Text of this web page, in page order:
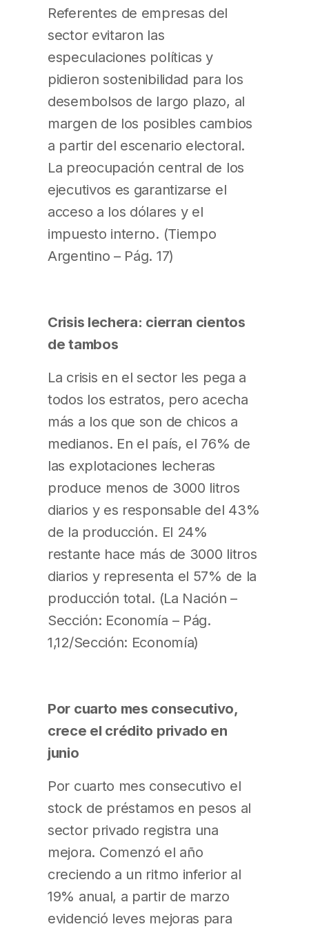
Referentes de empresas del
sector evitaron las
especulaciones políticas y
pidieron sostenibilidad para los
desembolsos de largo plazo, al
margen de los posibles cambios
a partir del escenario electoral.
La preocupación central de los
ejecutivos es garantizarse el
acceso a los dólares y el
impuesto interno. (Tiempo
Argentino – Pág. 17)
Crisis lechera: cierran cientos
de tambos
La crisis en el sector les pega a
todos los estratos, pero acecha
más a los que son de chicos a
medianos. En el país, el 76% de
las explotaciones lecheras
produce menos de 3000 litros
diarios y es responsable del 43%
de la producción. El 24%
restante hace más de 3000 litros
diarios y representa el 57% de la
producción total. (La Nación –
Sección: Economía – Pág.
1,12/Sección: Economía)
Por cuarto mes consecutivo,
crece el crédito privado en
junio
Por cuarto mes consecutivo el
stock de préstamos en pesos al
sector privado registra una
mejora. Comenzó el año
creciendo a un ritmo inferior al
19% anual, a partir de marzo
evidenció leves mejoras para